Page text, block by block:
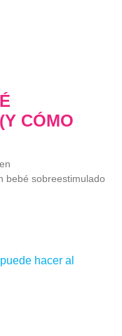
CÓMO
bebé sobreestimulado